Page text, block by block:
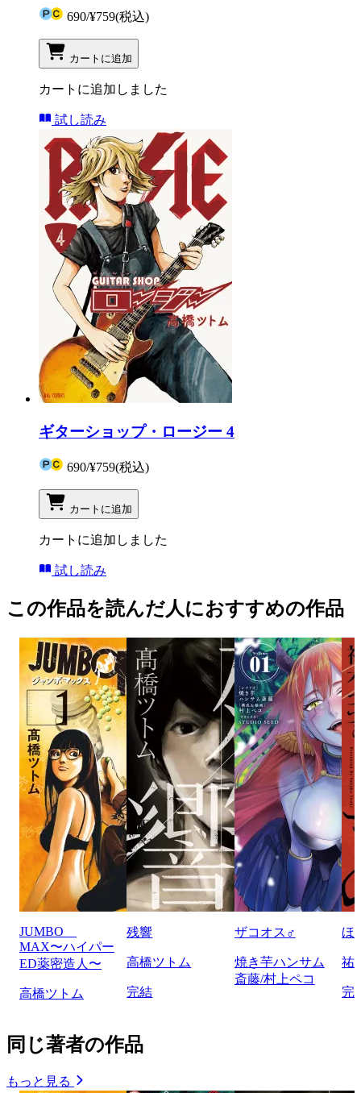
690/¥759(税込)
カートに追加
カートに追加しました
試し読み
ギターショップ・ロージー 4
690/¥759(税込)
カートに追加
カートに追加しました
試し読み
この作品を読んだ人におすすめの作品
JUMBO
MAX〜ハイパー
ED薬密造人〜
高橋ツトム
残響
高橋ツトム
完結
ザコオス♂
焼き芋ハンサム
斎藤/村上ペコ
ほ
祐
完
同じ著者の作品
もっと見る